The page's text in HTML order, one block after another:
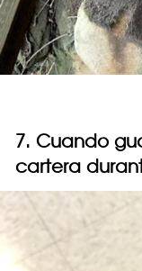
7. Cuando
cartera